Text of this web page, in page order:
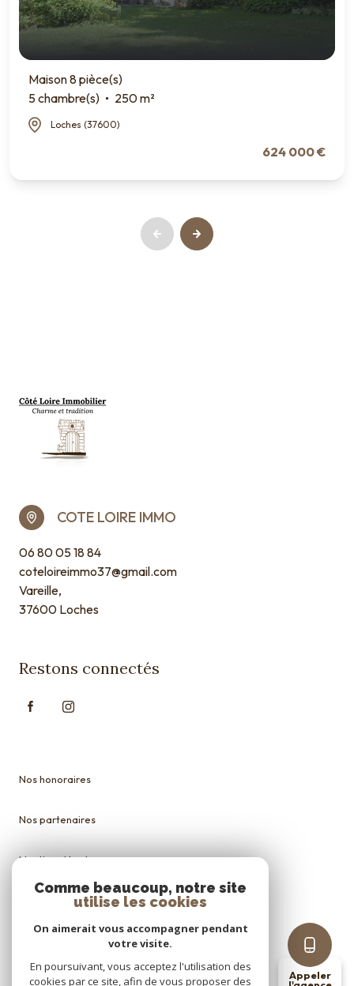
Appeler
Maison 8 pièce(s)
5 chambre(s)
250 m²
Loches (37600)
624 000 €
COTE LOIRE IMMO
06 80 05 18 84
coteloireimmo37@gmail.com
Vareille,
37600 Loches
Restons connectés
Nos honoraires
Nos partenaires
Mentions légales
Cookies
Comme beaucoup, notre site
utilise les cookies
On aimerait vous accompagner pendant
votre visite.
En poursuivant, vous acceptez l'utilisation des
cookies par ce site, afin de vous proposer des